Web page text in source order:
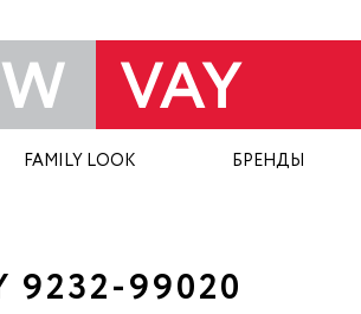
FAMILY LOOK БРЕНДЫ
99020